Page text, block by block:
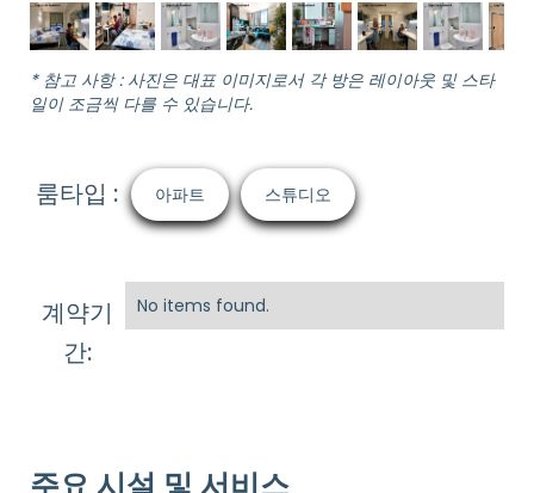
* 참고 사항 : 사진은 대표 이미지로서 각 방은 레이아웃 및 스타
일이 조금씩 다를 수 있습니다.
룸타입 : 아파트 스튜디오
계약기
간:
No items found.